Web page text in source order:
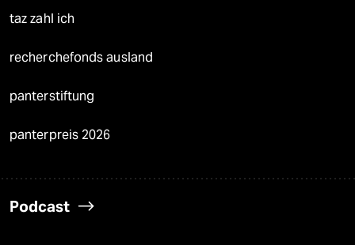
taz zahl ich
recherchefonds ausland
panterstiftung
panterpreis 2026
Podcast